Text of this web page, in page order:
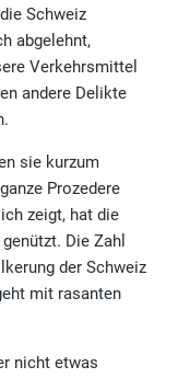
Schweiz
abgelehnt,
Verkehrsmittel
andere Delikte
sie kurzum
Prozedere
zeigt, hat die
Die Zahl
der Schweiz
mit rasanten
nicht etwas